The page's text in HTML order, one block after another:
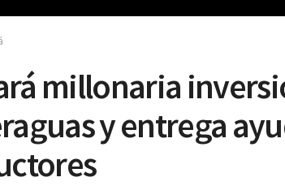
millonaria
y entrega